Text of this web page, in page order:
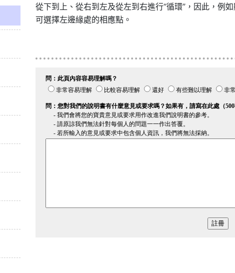
從下到上、從右到左及從左到右進行“循環”，因此，例
可選擇左邊緣處的相應點。